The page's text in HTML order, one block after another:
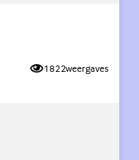
1822weergaves